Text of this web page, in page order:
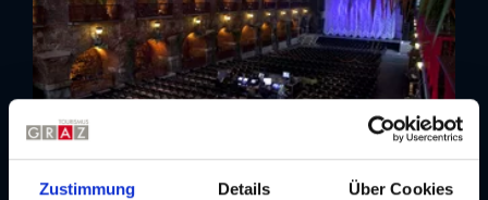
Zustimmung Details Über Cookies